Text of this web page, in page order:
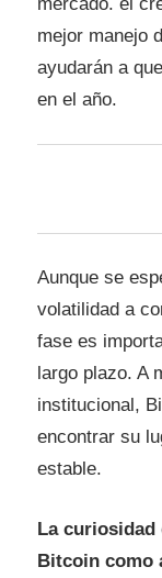
mejor manejo
ayudarán a
en el año.
Aunque se
volatilidad a
fase es
largo plazo. A
institucional,
encontrar su
estable.
La curiosidad
Bitcoin como